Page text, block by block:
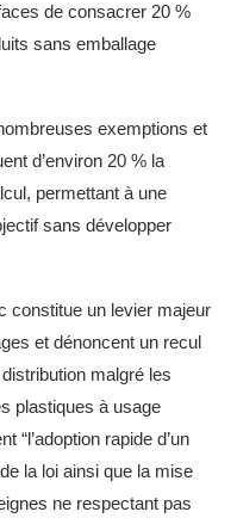
de consacrer 20 %
sans emballage
exemptions et
d’environ 20 % la
permettant à une
sans développer
constitue un levier majeur
et dénoncent un recul
malgré les
plastiques à usage
“l’adoption rapide d’un
la loi ainsi que la mise
ne respectant pas